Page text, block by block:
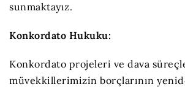
sunmaktayız.
Konkordato Hukuku:
Konkordato projeleri ve dava
müvekkillerimizin borçlarının